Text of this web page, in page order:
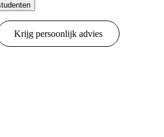
Krijg persoonlijk advies